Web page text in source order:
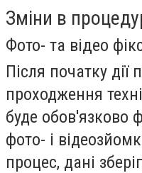
Зміни в
Фото- та відео
Після початку
проходження
буде обов'язково
фото- і
процес, дані